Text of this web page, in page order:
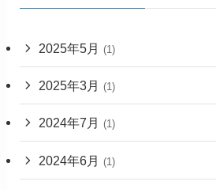
2025年5月 (1)
2025年3月 (1)
2024年7月 (1)
2024年6月 (1)